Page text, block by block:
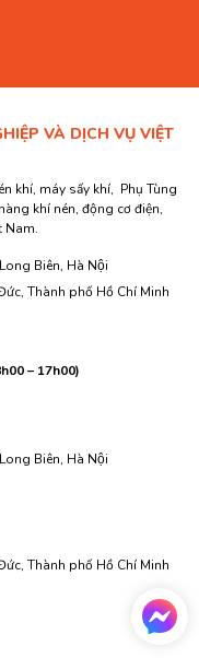
VÀ DỊCH VỤ VIỆT
khí, máy sấy khí, Phụ Tùng
khí nén, động cơ điện,
Nam.
Biên, Hà Nội
Thành phố Hồ Chí Minh
– 17h00)
Biên, Hà Nội
Thành phố Hồ Chí Minh